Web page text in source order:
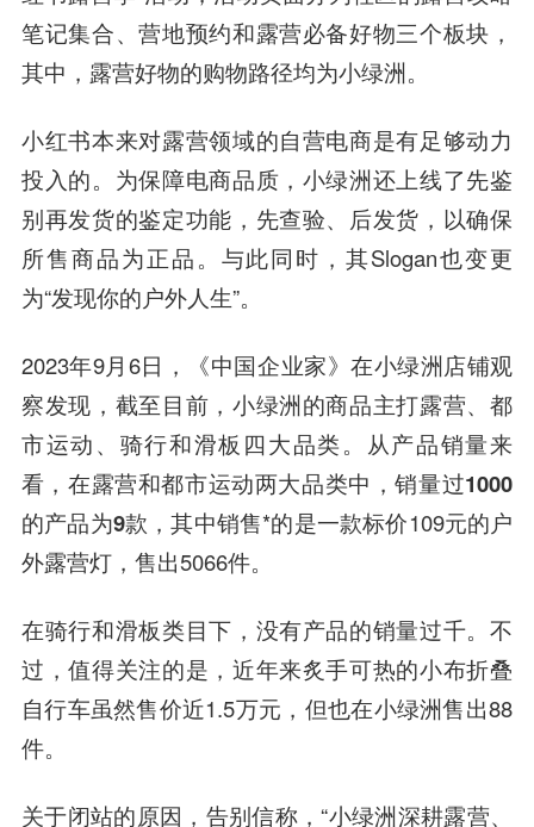
笔记集合、营地预约和露营必备好物三个板块，
其中，露营好物的购物路径均为小绿洲。
小红书本来对露营领域的自营电商是有足够动力
投入的。为保障电商品质，小绿洲还上线了先鉴
别再发货的鉴定功能，先查验、后发货，以确保
所售商品为正品。与此同时，其Slogan也变更
为“发现你的户外人生”。
2023年9月6日，《中国企业家》在小绿洲店铺观
察发现，截至目前，小绿洲的商品主打露营、都
市运动、骑行和滑板四大品类。从产品销量来
看，在露营和都市运动两大品类中，销量过1000
的产品为9款，其中销售*的是一款标价109元的户
外露营灯，售出5066件。
在骑行和滑板类目下，没有产品的销量过千。不
过，值得关注的是，近年来炙手可热的小布折叠
自行车虽然售价近1.5万元，但也在小绿洲售出88
件。
关于闭站的原因，告别信称，“小绿洲深耕露营、